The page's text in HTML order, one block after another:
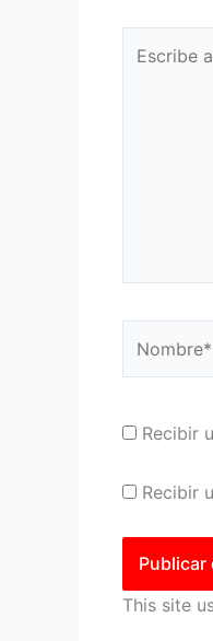
aquí...
Recibir
Recibir
This site